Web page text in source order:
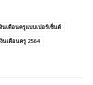
นเดือนครูแบบเปอร์เซ็นต์
นเดือนครู 2564